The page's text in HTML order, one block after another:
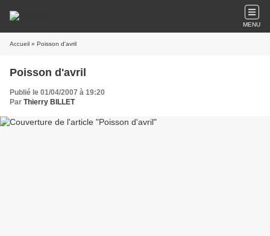
MENU
Accueil » Poisson d'avril
Poisson d'avril
Publié le 01/04/2007 à 19:20
Par Thierry BILLET